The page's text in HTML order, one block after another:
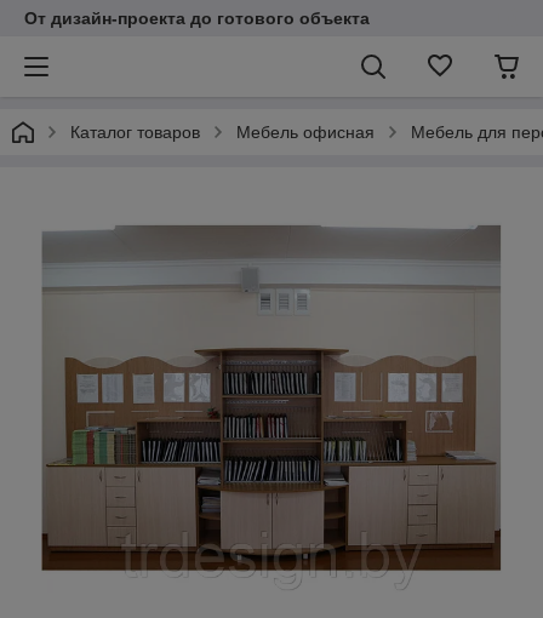
От дизайн-проекта до готового объекта
Каталог товаров Мебель офисная Мебель для